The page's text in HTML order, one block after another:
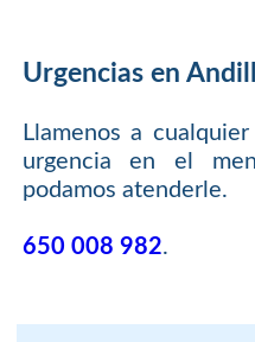
Urgencias en
Llamenos a
urgencia en el
podamos atenderle.
650 008 982.